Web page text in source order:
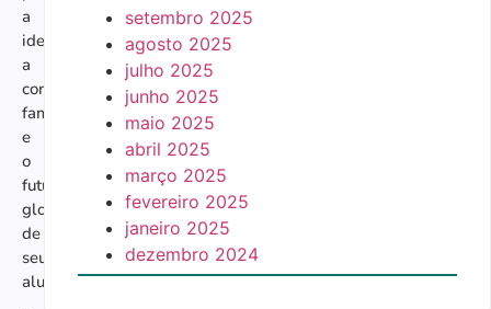
a
identidade,
a
conexão
familiar
e
o
futuro
global
de
seus
alunos.
setembro 2025
agosto 2025
julho 2025
junho 2025
maio 2025
abril 2025
março 2025
fevereiro 2025
janeiro 2025
dezembro 2024